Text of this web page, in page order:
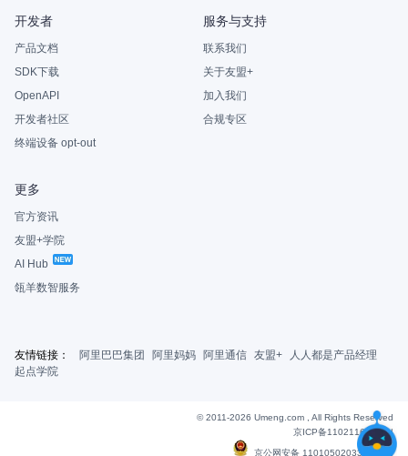
开发者
产品文档
SDK下载
OpenAPI
开发者社区
终端设备 opt-out
服务与支持
联系我们
关于友盟+
加入我们
合规专区
更多
官方资讯
友盟+学院
AI Hub
瓴羊数智服务
友情链接： 阿里巴巴集团 阿里妈妈 阿里通信 友盟+
人人都是产品经理
起点学院
© 2011-2026 Umeng.com , All Rights Reserved
京ICP备11021163号-6|
京公网安备 11010502033607号 |